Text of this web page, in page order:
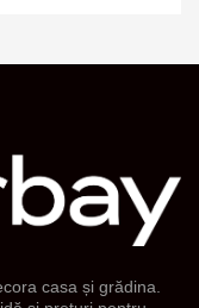
casa și grădina.